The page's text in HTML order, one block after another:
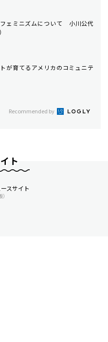
ェミニズムについて 小川公代
トが育てるアメリカのコミュニテ
Recommended by
ト
スサイト